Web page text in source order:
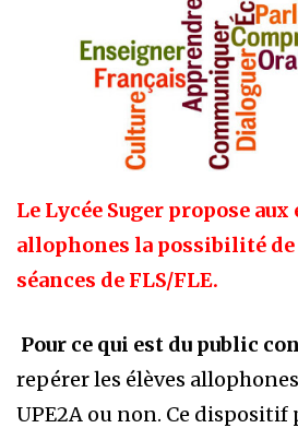
Le Lycée Suger propose aux
allophones la possibilité de
séances de FLS/FLE.
Pour ce qui est du public
repérer les élèves
UPE2A ou non. Ce